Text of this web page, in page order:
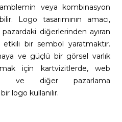
veya kombinasyon
Logo tasarımının amacı,
diğerlerinden ayıran
etkili bir sembol yaratmaktır.
ve güçlü bir görsel varlık
için kartvizitlerde, web
ve diğer pazarlama
logo kullanılır.